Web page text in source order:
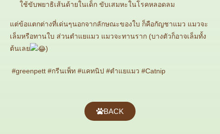
ใช้ขับพยาธิเส้นด้ายในเด็ก ขับเสมหะในโรคหลอดลม
แต่ข้อแตกต่างที่เด่นๆนอกจากลักษณะของใบ ก็คือกัญชาแมว แมวจะ
เล็มหรือทานใบ ส่วนตำแยแมว แมวจะทานราก (บางตัวก็อาจเล็มทั้ง
ต้นเลย
)
#greenpett #กรีนเพ็ท #แคทนิป #ตำแยแมว #Catnip
BACK